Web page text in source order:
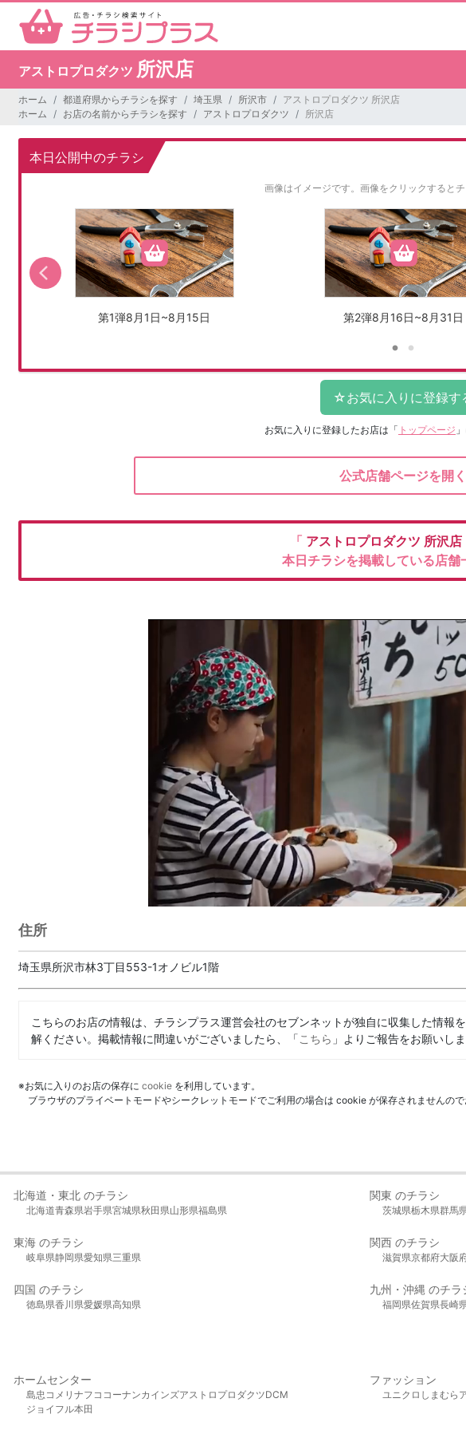
アストロプロダクツ 所沢店
ホーム 都道府県からチラシを探す 埼玉県 所沢市
アストロプロダクツ 所沢店
ホーム
お店の名前からチラシを探す アストロプロダクツ 所沢店
本日公開中のチラシ
画像はイメージです。 画像をクリックするとチ
第1弾8月1日~8月15日 第2弾8月16日~8月31日
お気に入りに登録したお店は 「 トップページ
公式店舗ページを開く
「 アストロプロダクツ 所沢店
本日チラシを掲載している店舗
住所
埼玉県所沢市林3丁目553-1オノビル1階
こちらのお店の情報は、チラシプラス運営会社のセブンネットが独自に収集した情報
解ください。掲載情報に間違いがございましたら、「こちら 」よりご報告をお願いしま
※お気に入りのお店の保存に cookie を利用しています。
ブラウザのプライベートモードやシークレットモードでご利用の場合は cookie が保存されませんので
北海道・東北 のチラシ
北海道青森県岩手県宮城県秋田県山形県福島県
関東 のチラシ
茨城県栃木県群馬
東海 のチラシ
岐阜県静岡県愛知県三重県
関西 のチラシ
滋賀県京都府大阪
四国 のチラシ
徳島県香川県愛媛県高知県
九州・沖縄 のチラ
福岡県佐賀県長崎
ホームセンター
島忠 コメリ ナフコ コーナンカインズアストロプロダクツDCM
ジョイフル本田
ファッション
ユニクロ しまむら